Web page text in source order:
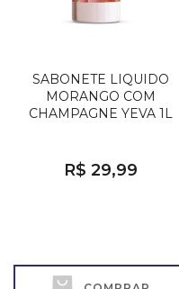
SABONETE LIQUIDO
MORANGO COM
CHAMPAGNE YEVA 1L
R$ 29,99